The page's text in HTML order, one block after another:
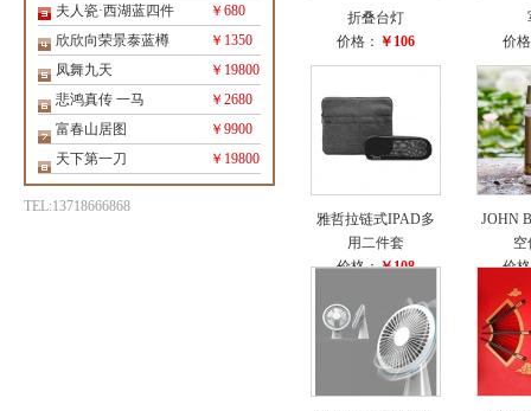
夫人瓷·西湖蓝四件
￥680
欣欣向荣景泰蓝樽
￥1350
凤舞九天
￥19800
悲鸿真传 一马
￥2680
富春山居图
￥9900
天下第一刀
￥19800
TEL:13718666868
折叠台灯
价格： ￥106
价
雅哲拉链式IPAD多
用二件套
价格：￥108
JOHN
空
价